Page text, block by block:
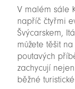
V malém sále
napříč čtyřmi
Švýcarskem,
můžete těšit
poutavých
zachycují
běžné